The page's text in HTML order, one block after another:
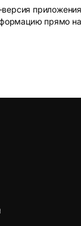
прямо